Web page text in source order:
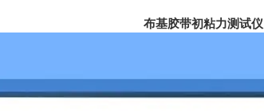
布基胶带初粘力测试仪